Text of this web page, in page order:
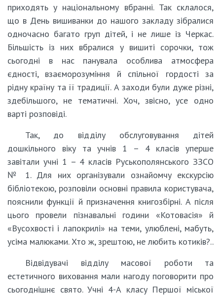
приходять у національному вбранні. Так склалося,
що в День вишиванки до нашого закладу зібралися
одночасно багато груп дітей, і не лише із Черкас.
Більшість із них вбралися у вишиті сорочки, тож
сьогодні в нас панувала особлива атмосфера
єдності, взаєморозуміння й спільної гордості за
рідну країну та її традиції. А заходи були дуже різні,
здебільшого, не тематичні. Хоч, звісно, усе одно
варті розповіді.
Так, до відділу обслуговування дітей
дошкільного віку та учнів 1 – 4 класів уперше
завітали учні 1 – 4 класів Руськополянського ЗЗСО
№ 1. Для них організували ознайомчу екскурсію
бібліотекою, розповіли основні правила користувача,
пояснили функції й призначення книгозбірні. А після
цього провели пізнавальні години «Котовасія» й
«Вусохвості і лапокрилі» на теми, улюблені, мабуть,
усіма малюками. Хто ж, зрештою, не любить котиків?..
Відвідувачі відділу масової роботи та
естетичного виховання мали нагоду поговорити про
сьогоднішнє свято. Учні 4-А класу Першої міської